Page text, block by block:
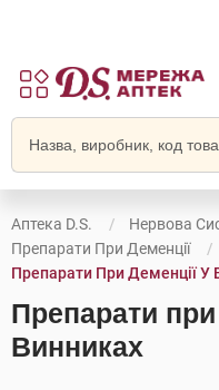
Аптека D.S.
Нервова
Препарати При Деменції
Препарати При Деменції У
Препарати при
Винниках